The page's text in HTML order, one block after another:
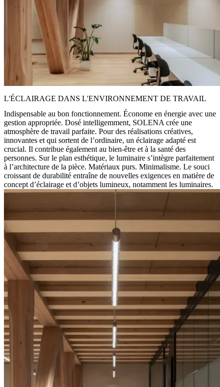
L'ÉCLAIRAGE DANS L'ENVIRONNEMENT DE TRAVAIL
Indispensable au bon fonctionnement. Économe en énergie avec une
gestion appropriée. Dosé intelligemment, SOLENA crée une
atmosphère de travail parfaite. Pour des réalisations créatives,
innovantes et qui sortent de l’ordinaire, un éclairage adapté est
crucial. Il contribue également au bien-être et à la santé des
personnes. Sur le plan esthétique, le luminaire s’intègre parfaitement
à l’architecture de la pièce. Matériaux purs. Minimalisme. Le souci
croissant de durabilité entraîne de nouvelles exigences en matière de
concept d’éclairage et d’objets lumineux, notamment les luminaires.